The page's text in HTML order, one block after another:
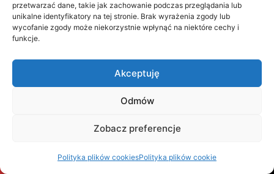
przetwarzać dane, takie jak zachowanie podczas przeglądania lub
unikalne identyfikatory na tej stronie. Brak wyrażenia zgody lub
wycofanie zgody może niekorzystnie wpłynąć na niektóre cechy i
funkcje.
Akceptuję
Odmów
Zobacz preferencje
Polityka plików cookiesPolityka plików cookie
POZNAJ LEPIEJ NASZ REGION
>Gołdap Mazurski Zdrój
31, 19-500 Gołdap